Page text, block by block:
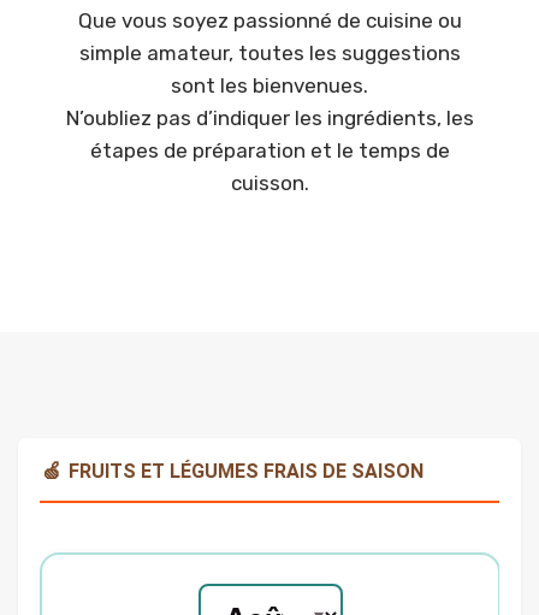
Que vous soyez passionné de cuisine ou
simple amateur, toutes les suggestions
sont les bienvenues.
N’oubliez pas d’indiquer les ingrédients, les
étapes de préparation et le temps de
cuisson.
🍏 FRUITS ET LÉGUMES FRAIS DE SAISON